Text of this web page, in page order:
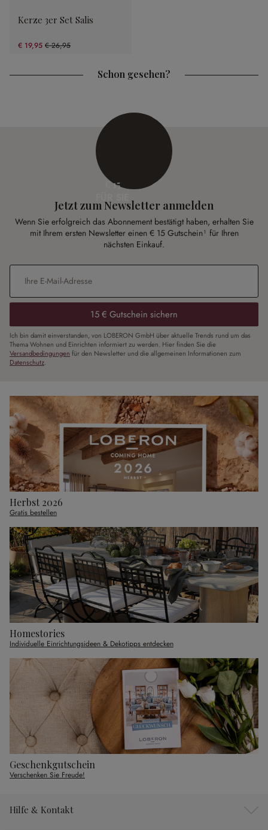
Kerze 3er Set Salis
€ 19,95 € 26,95
(25.97% gespart)
Schon gesehen?
€ 15
Jetzt zum Newsletter anmelden
Wenn Sie erfolgreich das Abonnement bestätigt haben, erhalten Sie
mit Ihrem ersten Newsletter einen € 15 Gutschein¹ für Ihren
nächsten Einkauf.
E-Mail-Adresse
15 € Gutschein sichern
Ich bin damit einverstanden, von LOBERON GmbH über aktuelle Trends rund um das
Thema Wohnen und Einrichten informiert zu werden. Hier finden Sie die
Versandbedingungen für den Newsletter und die allgemeinen Informationen zum
Datenschutz.
Herbst 2026
Gratis bestellen
Homestories
Individuelle Einrichtungsideen & Dekotipps entdecken
Geschenkgutschein
Verschenken Sie Freude!
Hilfe & Kontakt